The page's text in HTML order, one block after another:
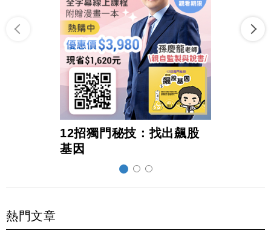
12招獨門秘技：找出飆股
基因
熱門文章